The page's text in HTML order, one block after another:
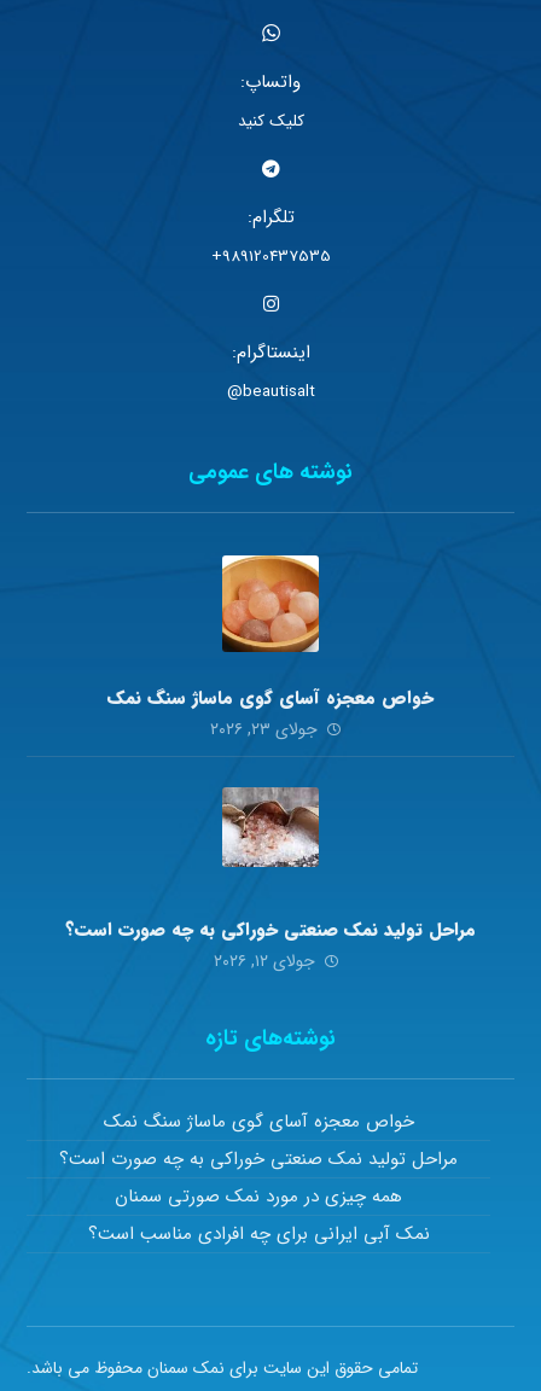
واتساپ:
کلیک کنید
تلگرام:
989120437535+
اینستاگرام:
beautisalt@
نوشته های عمومی
خواص معجزه آسای گوی ماساژ سنگ نمک
جولای ۲۳, ۲۰۲۶
مراحل تولید نمک صنعتی خوراکی به چه صورت است؟
جولای ۱۲, ۲۰۲۶
نوشته‌های تازه
خواص معجزه آسای گوی ماساژ سنگ نمک
مراحل تولید نمک صنعتی خوراکی به چه صورت است؟
همه چیزی در مورد نمک صورتی سمنان
نمک آبی ایرانی برای چه افرادی مناسب است؟
تمامی حقوق این سایت برای نمک سمنان محفوظ می باشد.